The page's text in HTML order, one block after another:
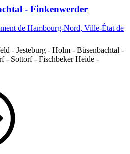
- Finkenwerder
de Hambourg-Nord, Ville-État de
- Jesteburg - Holm - Büsenbachtal -
- Sottorf - Fischbeker Heide -